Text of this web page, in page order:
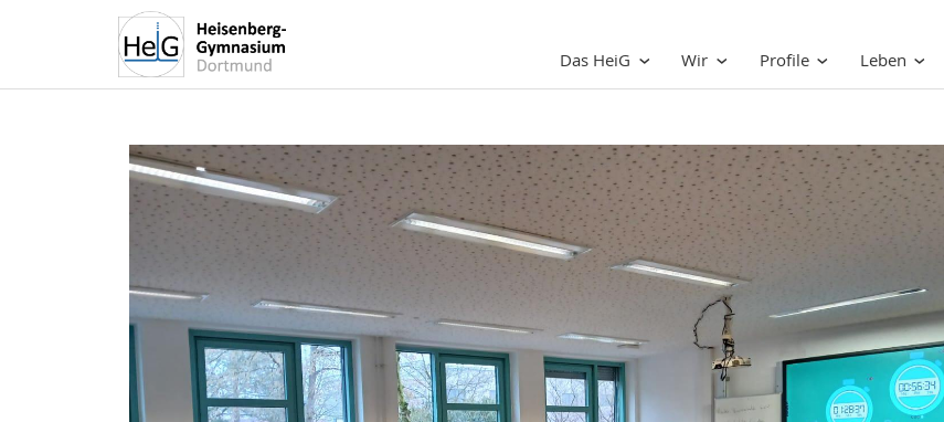
Das HeiG Wir Profile Leben